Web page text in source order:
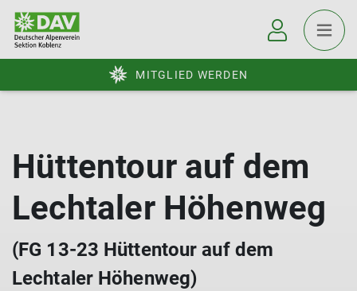
MITGLIED WERDEN
Hüttentour auf dem
Lechtaler Höhenweg
(FG 13-23 Hüttentour auf dem
Lechtaler Höhenweg)